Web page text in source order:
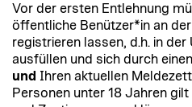
Vor der ersten Entlehnung
öffentliche Benützer*in an
registrieren lassen, d.h. in
ausfüllen und sich durch
und Ihren aktuellen
Personen unter 18 Jahren